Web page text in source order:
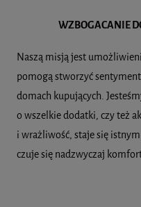
WZBOGACANIE
Naszą misją jest
pomogą stworzyć
domach kupujących.
o wszelkie dodatki, czy też
i wrażliwość, staje się
czuje się nadzwyczaj